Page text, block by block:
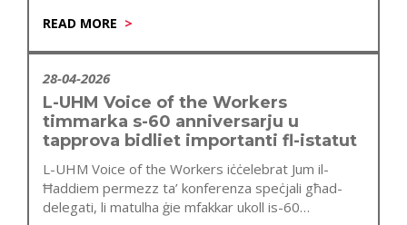
READ MORE
28-04-2026
L-UHM Voice of the Workers
timmarka s-60 anniversarju u
tapprova bidliet importanti fl-istatut
L-UHM Voice of the Workers iċċelebrat Jum il-
Ħaddiem permezz ta’ konferenza speċjali għad-
delegati, li matulha ġie mfakkar ukoll is-60